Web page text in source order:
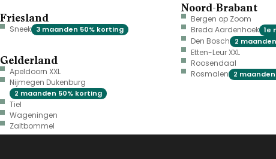
Friesland
Sneek 3 maanden 50% korting
Gelderland
Apeldoorn XXL
Nijmegen Dukenburg
2 maanden 50% korting
Tiel
Wageningen
Zaltbommel
Noord-Brabant
Bergen op Zoom
Breda Aardenhoek 1e
Den Bosch 2
Etten-Leur XXL
Roosendaal
Rosmalen
2